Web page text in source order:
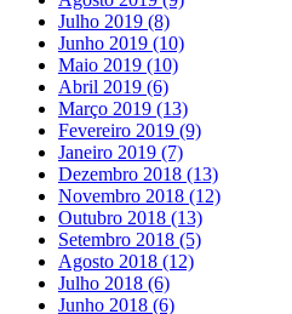
Julho 2019 (8)
Junho 2019 (10)
Maio 2019 (10)
Abril 2019 (6)
Março 2019 (13)
Fevereiro 2019 (9)
Janeiro 2019 (7)
Dezembro 2018 (13)
Novembro 2018 (12)
Outubro 2018 (13)
Setembro 2018 (5)
Agosto 2018 (12)
Julho 2018 (6)
Junho 2018 (6)